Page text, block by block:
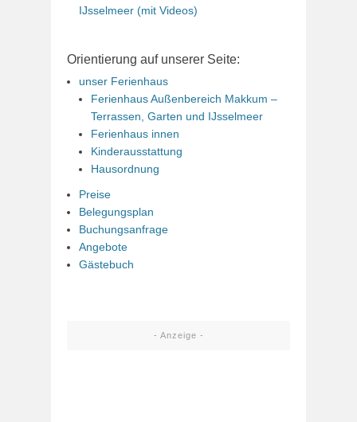
IJsselmeer (mit Videos)
Orientierung auf unserer Seite:
unser Ferienhaus
Ferienhaus Außenbereich Makkum –
Terrassen, Garten und IJsselmeer
Ferienhaus innen
Kinderausstattung
Hausordnung
Preise
Belegungsplan
Buchungsanfrage
Angebote
Gästebuch
- Anzeige -